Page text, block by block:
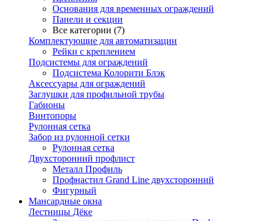
Основания для временных ограждений
Панели и секции
Все категории (7)
Комплектующие для автоматизации
Рейки с креплением
Подсистемы для ограждений
Подсистема Колорити Блэк
Аксессуары для ограждений
Заглушки для профильной трубы
Габионы
Винтопоры
Рулонная сетка
Забор из рулонной сетки
Рулонная сетка
Двухсторонний профлист
Металл Профиль
Профнастил Grand Line двухсторонний
Фигурный
Мансардные окна
Лестницы Дёке